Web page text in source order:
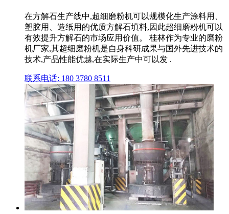
在方解石生产线中,超细磨粉机可以规模化生产涂料用、
塑胶用、造纸用的优质方解石填料,因此超细磨粉机可以
有效提升方解石的市场应用价值。 桂林作为专业的磨粉
机厂家,其超细磨粉机是自身科研成果与国外先进技术的
技术,产品性能优越,在实际生产中可以发 .
联系电话: 180 3780 8511